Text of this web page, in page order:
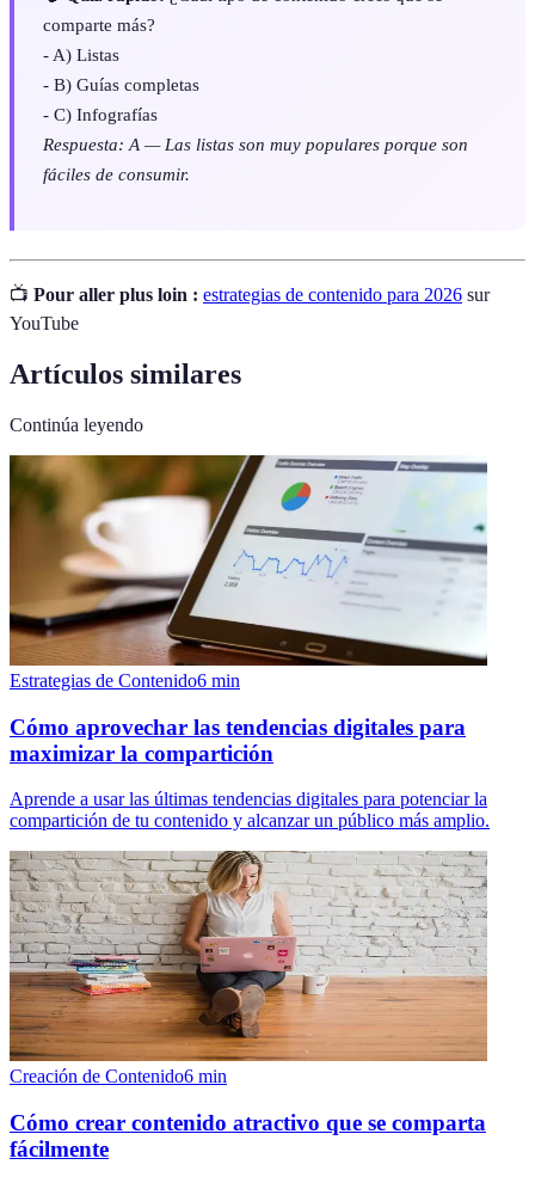
comparte más?
- A) Listas
- B) Guías completas
- C) Infografías
Respuesta: A — Las listas son muy populares porque son
fáciles de consumir.
📺 Pour aller plus loin : estrategias de contenido para 2026 sur
YouTube
Artículos similares
Continúa leyendo
Estrategias de Contenido6 min
Cómo aprovechar las tendencias digitales para
maximizar la compartición
Aprende a usar las últimas tendencias digitales para potenciar la
compartición de tu contenido y alcanzar un público más amplio.
Creación de Contenido6 min
Cómo crear contenido atractivo que se comparta
fácilmente